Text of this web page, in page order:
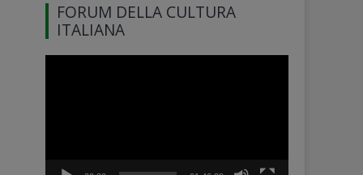
FORUM DELLA CULTURA
ITALIANA